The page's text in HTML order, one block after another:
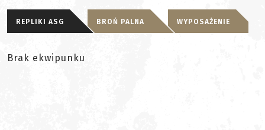
REPLIKI ASG BROŃ PALNA WYPOSAŻENIE
Brak ekwipunku